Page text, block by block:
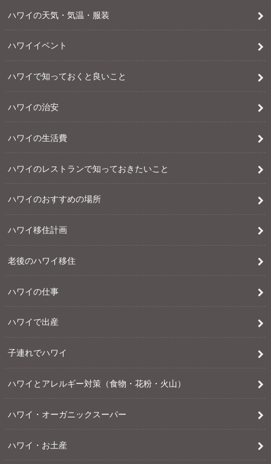
ハワイの天気・気温・服装
ハワイイベント
ハワイで知っておくと良いこと
ハワイの治安
ハワイの生活費
ハワイのレストランで知っておきたいこと
ハワイのおすすめの場所
ハワイ移住計画
老後のハワイ移住
ハワイの仕事
ハワイで出産
子連れでハワイ
ハワイとアレルギー対策（食物・花粉・火山）
ハワイ・オーガニックスーパー
ハワイ・お土産